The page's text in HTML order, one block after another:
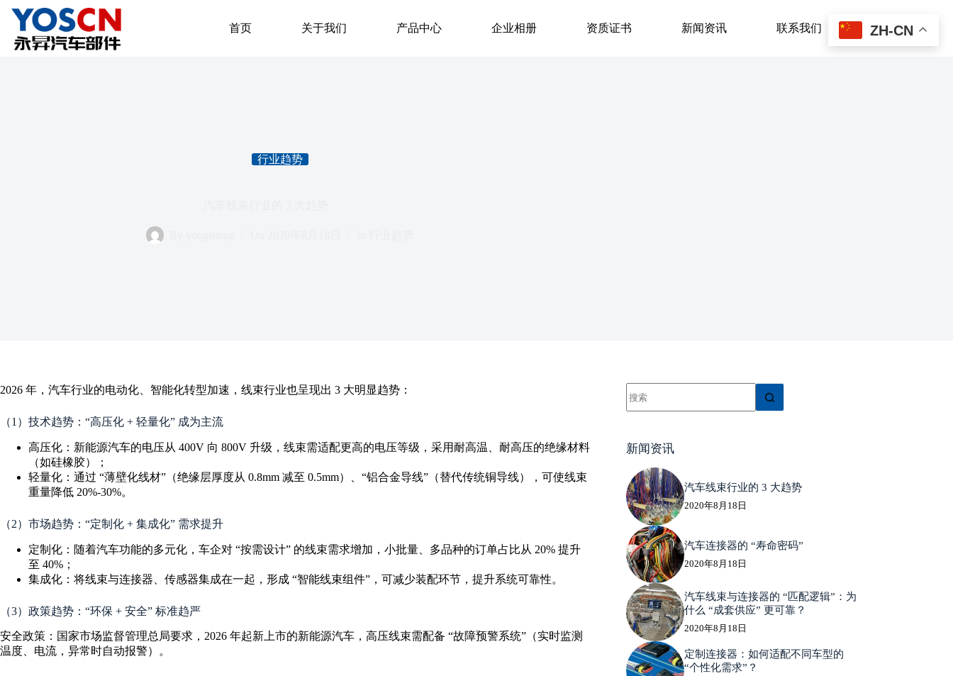
首页 关于我们 产品中心 企业相册 资质证书 新闻资讯 联系我们
行业趋势
2026 年，汽车行业的电动化、智能化转型加速，线束行业也呈现出 3 大明显趋势：
（1）技术趋势：“高压化 + 轻量化” 成为主流
高压化：新能源汽车的电压从 400V 向 800V 升级，线束需适配更高的电压等级，采用耐高温、耐高压的绝缘材料
（如硅橡胶）；
轻量化：通过 “薄壁化线材”（绝缘层厚度从 0.8mm 减至 0.5mm）、“铝合金导线”（替代传统铜导线），可使线束
重量降低 20%-30%。
（2）市场趋势：“定制化 + 集成化” 需求提升
定制化：随着汽车功能的多元化，车企对 “按需设计” 的线束需求增加，小批量、多品种的订单占比从 20% 提升
至 40%；
集成化：将线束与连接器、传感器集成在一起，形成 “智能线束组件”，可减少装配环节，提升系统可靠性。
（3）政策趋势：“环保 + 安全” 标准趋严
安全政策：国家市场监督管理总局要求，2026 年起新上市的新能源汽车，高压线束需配备 “故障预警系统”（实时监测
温度、电流，异常时自动报警）。
新闻资讯
汽车线束行业的 3 大趋势
2020年8月18日
汽车连接器的 “寿命密码”
2020年8月18日
汽车线束与连接器的 “匹配逻辑”：为
什么 “成套供应” 更可靠？
2020年8月18日
定制连接器：如何适配不同车型的
“个性化需求”？
ZH-CN